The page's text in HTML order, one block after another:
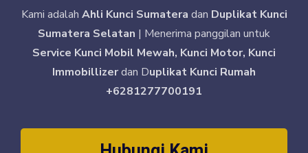
Kami adalah Ahli Kunci Sumatera dan Duplikat Kunci
Sumatera Selatan | Menerima panggilan untuk
Service Kunci Mobil Mewah, Kunci Motor, Kunci
Immobillizerdan Duplikat Kunci Rumah
+6281277700191